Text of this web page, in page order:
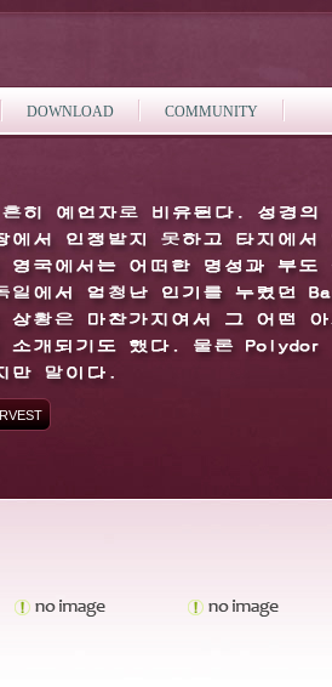
DOWNLOAD COMMUNITY